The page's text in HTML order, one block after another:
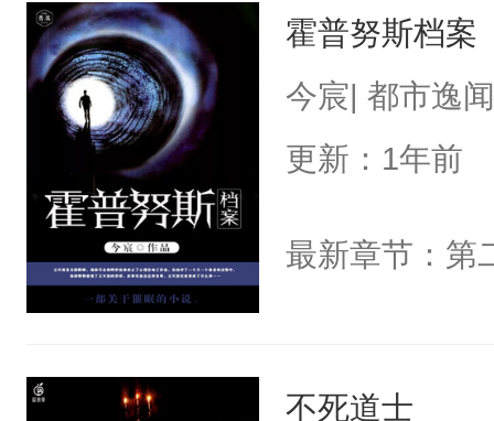
霍普努斯档案
今宸| 都市逸闻
更新：1年前
最新章节：第
不死道士